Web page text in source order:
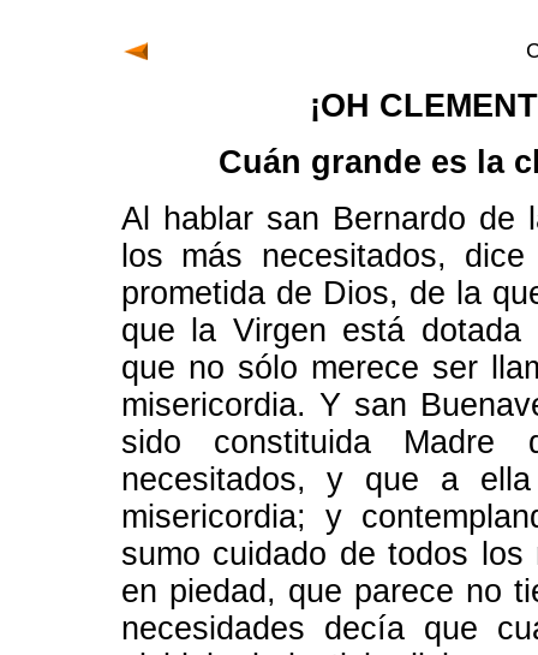
¡OH
Cuán grande es la
Al hablar san Bernardo de
los más necesitados,
prometida de Dios, de la
que la Virgen está dotada
que no sólo merece ser
misericordia. Y san
sido constituida
necesitados, y que a
misericordia; y
sumo cuidado de todos
en piedad, que parece no
necesidades decía que